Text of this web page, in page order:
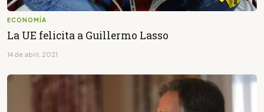
ECONOMÍA
La UE felicita a Guillermo Lasso
14 de abril, 2021